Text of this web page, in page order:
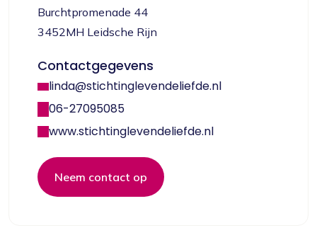
Burchtpromenade 44
3452MH Leidsche Rijn
Contactgegevens
linda@stichtinglevendeliefde.nl
06-27095085
www.stichtinglevendeliefde.nl
Neem contact op